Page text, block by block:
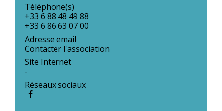
Téléphone(s)
+33 6 88 48 49 88
+33 6 86 63 07 00
Adresse email
Contacter l'association
Site Internet
-
Réseaux sociaux